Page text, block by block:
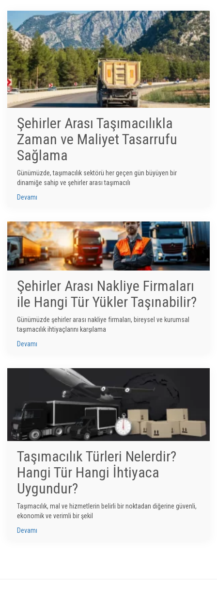
Şehirler Arası Taşımacılıkla
Zaman ve Maliyet Tasarrufu
Sağlama
Günümüzde, taşımacılık sektörü her geçen gün büyüyen bir
dinamiğe sahip ve şehirler arası taşımacılı
Devamı
Şehirler Arası Nakliye Firmaları
ile Hangi Tür Yükler Taşınabilir?
Günümüzde şehirler arası nakliye firmaları, bireysel ve kurumsal
taşımacılık ihtiyaçlarını karşılama
Devamı
Taşımacılık Türleri Nelerdir?
Hangi Tür Hangi İhtiyaca
Uygundur?
Taşımacılık, mal ve hizmetlerin belirli bir noktadan diğerine güvenli,
ekonomik ve verimli bir şekil
Devamı